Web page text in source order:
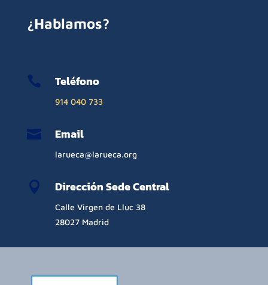
¿Hablamos?
 Teléfono
914 040 733
 Email
larueca@larueca.org
 Dirección Sede Central
Calle Virgen de Lluc 38
28027 Madrid